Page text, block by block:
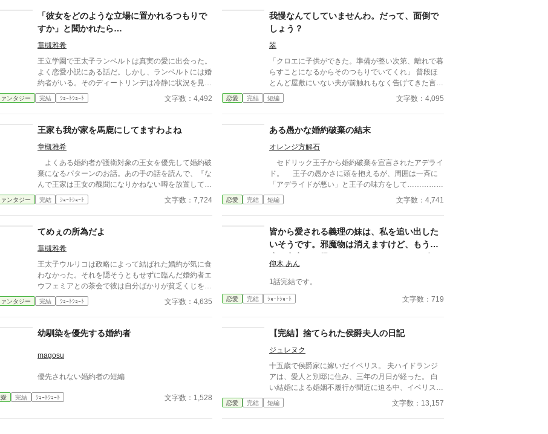
「彼女をどのような立場に置かれるつもりで
すか」と聞かれたら…
章槻雅希
王立学園で王太子ランベルトは真実の愛に出会った。
よく恋愛小説にある話だ。しかし、ランベルトには婚
約者がいる。そのディートリンデは冷静に状況を見て
いた。真実の愛の相手ピーアに警告することもなく、
ランベルトに諫言もしない。だが、ディートリンデは
女をどのような立場に置かれるおつもりですか」と。
その結果、小説のような断罪劇や反撃もなく、静かに
ランベルトは表舞台から去ることになる。 「小説家
になろう」・「アルファポリス」に重複投稿、自サイ
トにも掲載。
ァンタジー 完結 ｼｮｰﾄｼｮｰﾄ 文字数：4,492
我慢なんてしていませんわ。だって、面倒で
しょう？
翠
「クロエに子供ができた。準備が整い次第、離れで暮
らすことになるからそのつもりでいてくれ」 普段ほ
とんど屋敷にいない夫が前触れもなく告げてきた言葉
をきっかけに、レティシアは“三年間”の契約を終わら
せることにした。 赤の他人を屋敷に迎えることはし
って、面倒でしょう？」 不誠実な夫も、無意味な結
婚も、 この際すべて切り捨ててしまいましょう。
恋愛 完結 短編 文字数：4,095
王家も我が家を馬鹿にしてますわよね
章槻雅希
よくある婚約者が護衛対象の王女を優先して婚約破
棄になるパターンのお話。あの手の話を読んで、『な
んで王家は王女の醜聞になりかねない噂を放置してる
んだろう』『てか、これ、王家が婚約者の家蔑ろにし
てるよね？』と思った結果できた話。ひそかなサブタ
せん。 『小説家になろう』『アルファポリス』（敬
ァンタジー 完結 ｼｮｰﾄｼｮｰﾄ 文字数：7,724
ある愚かな婚約破棄の結末
オレンジ方解石
セドリック王子から婚約破棄を宣言されたアデライ
ド。 王子の愚かさに頭を抱えるが、周囲は一斉に
「アデライドが悪い」と王子の味方をして…………。
※一応ジャンルを『恋愛』に設定してありますが、甘
さ控えめです。
恋愛 完結 短編 文字数：4,741
てめぇの所為だよ
章槻雅希
王太子ウルリコは政略によって結ばれた婚約が気に食
わなかった。それを隠そうともせずに臨んだ婚約者エ
ウフェミアとの茶会で彼は自分ばかりが貧乏くじを引
いたと彼女を責める。しかし、見事に返り討ちに遭う
のだった。 『小説家になろう』様・『アルファポリ
ァンタジー 完結 ｼｮｰﾄｼｮｰﾄ 文字数：4,635
皆から愛される義理の妹は、私を追い出した
いそうです。邪魔物は消えますけど、もう二
仰木 あん
1話完結です。
恋愛 完結 ｼｮｰﾄｼｮｰﾄ 文字数：719
幼馴染を優先する婚約者
magosu
優先されない婚約者の短編
完結 ｼｮｰﾄｼｮｰﾄ 文字数：1,528
【完結】捨てられた侯爵夫人の日記
ジュレヌク
十五歳で侯爵家に嫁いだイベリス。 夫ハイドランジ
アは、愛人と別邸に住み、三年の月日が経った。 白
い結婚による婚姻不履行が間近に迫る中、イベリス
は、高熱を出して記憶を失う。 戻ってきた夫は、妻
に仕える侍女アリッサムから、いない月日の間書き綴
恋愛 完結 短編 文字数：13,157